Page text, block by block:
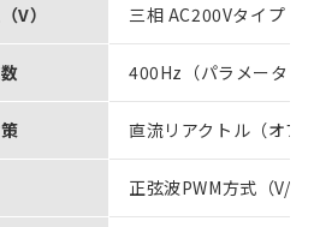
V） 三相 AC200Vタイプ：
400Hz（パラメータに
直流リアクトル（オプ
正弦波PWM方式（V/f